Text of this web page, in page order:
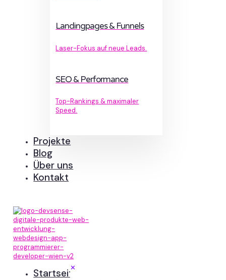
Landingpages & Funnels
Laser-Fokus auf neue Leads.
SEO & Performance
Top-Rankings & maximaler
Speed.
Projekte
Blog
Über uns
Kontakt
✕
Startseite